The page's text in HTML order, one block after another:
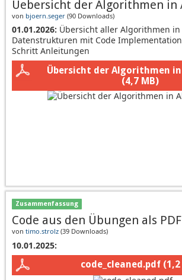
Uebersicht der Algorithmen in
von bjoern.seger (90 Downloads)
01.01.2026: Übersicht aller Algorithmen
Datenstrukturen mit Code
Schritt Anleitungen
Übersicht der Algorithmen
(4,7 MB)
Zusammenfassung
Code aus den Übungen als PDF
von timo.strolz (39 Downloads)
10.01.2025:
code_cleaned.pdf